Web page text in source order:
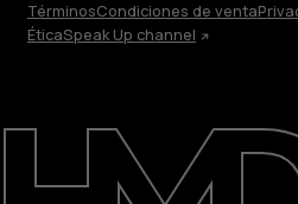
Reparar, reutilizar,
Sostenibilidad
Soporte
TérminosCondiciones de venta
ÉticaSpeak Up channel